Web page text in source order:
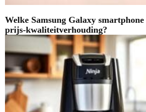
Welke Samsung Galaxy
prijs-kwaliteitverhouding?